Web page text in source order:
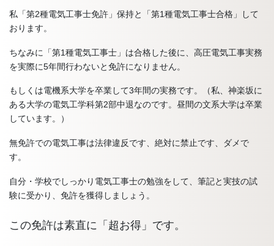
私「第2種電気工事士免許」保持と「第1種電気工事士合格」して
おります。
ちなみに「第1種電気工事士」は合格した後に、高圧電気工事実務
を実際に5年間行わないと免許になりません。
もしくは電機系大学を卒業して3年間の実務です。（私、神楽坂に
ある大学の電気工学科第2部中退なのです。昼間の文系大学は卒業
しています。）
無免許での電気工事は法律違反です、絶対に禁止です、ダメで
す。
自分・学校でしっかり電気工事士の勉強をして、筆記と実技の試
験に受かり、免許を獲得しましょう。
この免許は素直に「超お得」です。